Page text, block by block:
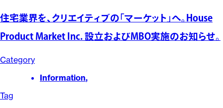
住宅業界を、クリエイティブの「マーケット」へ。House
Product Market Inc. 設立およびMBO実施のお知らせ。
Category
Information,
Tag